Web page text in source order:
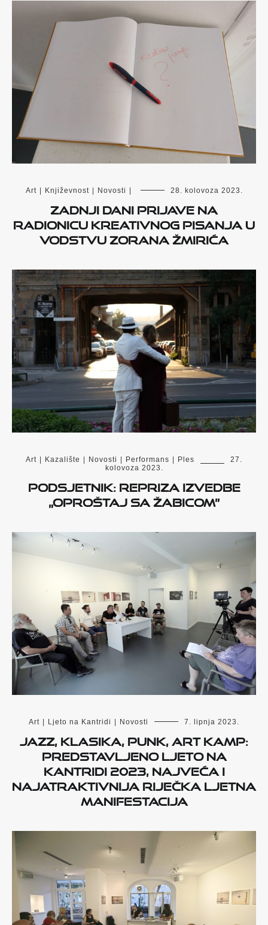
Art | Književnost | Novosti | 28. kolovoza 2023.
Zadnji dani prijave na
radionicu kreativnog pisanja u
vodstvu Zorana Žmirića
Art | Kazalište | Novosti | Performans | Ples
27.
kolovoza 2023.
Podsjetnik: Repriza izvedbe
„Oproštaj sa Žabicom”
Art | Ljeto na Kantridi | Novosti 7. lipnja 2023.
Jazz, klasika, punk, Art Kamp:
Predstavljeno Ljeto na
Kantridi 2023, najveća i
najatraktivnija riječka ljetna
manifestacija